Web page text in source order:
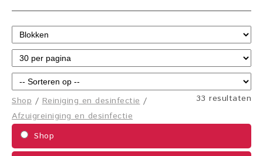
33 resultaten
Shop /Reiniging en desinfectie/
Afzuigreiniging en desinfectie
Shop